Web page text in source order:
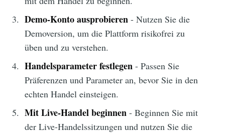
Demo-Konto ausprobieren- Nutzen Sie die
Demoversion, um die Plattform risikofrei zu
üben und zu verstehen.
Handelsparameter festlegen- Passen Sie
Präferenzen und Parameter an, bevor Sie in den
echten Handel einsteigen.
Mit Live-Handel beginnen- Beginnen Sie mit
der Live-Handelssitzungen und nutzen Sie die